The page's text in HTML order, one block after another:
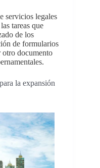
servicios legales
tareas que
de los
de formularios
otro documento
la expansión